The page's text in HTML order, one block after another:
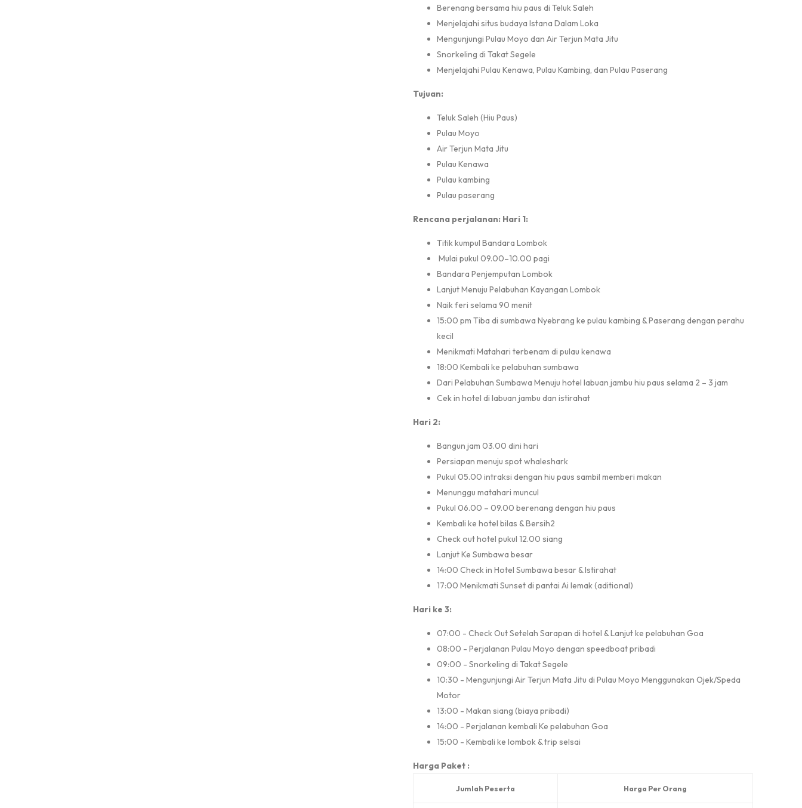
Berenang bersama hiu paus di Teluk Saleh
Menjelajahi situs budaya Istana Dalam Loka
Mengunjungi Pulau Moyo dan Air Terjun Mata Jitu
Snorkeling di Takat Segele
Menjelajahi Pulau Kenawa, Pulau Kambing, dan Pulau Paserang
Tujuan:
Teluk Saleh (Hiu Paus)
Pulau Moyo
Air Terjun Mata Jitu
Pulau Kenawa
Pulau kambing
Pulau paserang
Rencana perjalanan: Hari 1:
Titik kumpul Bandara Lombok
Mulai pukul 09.00–10.00 pagi
Bandara Penjemputan Lombok
Lanjut Menuju Pelabuhan Kayangan Lombok
Naik feri selama 90 menit
15:00 pm Tiba di sumbawa Nyebrang ke pulau kambing & Paserang dengan perahu
kecil
Menikmati Matahari terbenam di pulau kenawa
18:00 Kembali ke pelabuhan sumbawa
Dari Pelabuhan Sumbawa Menuju hotel labuan jambu hiu paus selama 2 – 3 jam
Cek in hotel di labuan jambu dan istirahat
Hari 2:
Bangun jam 03.00 dini hari
Persiapan menuju spot whaleshark
Pukul 05.00 intraksi dengan hiu paus sambil memberi makan
Menunggu matahari muncul
Pukul 06.00 – 09.00 berenang dengan hiu paus
Kembali ke hotel bilas & Bersih2
Check out hotel pukul 12.00 siang
Lanjut Ke Sumbawa besar
14:00 Check in Hotel Sumbawa besar & Istirahat
17:00 Menikmati Sunset di pantai Ai lemak (aditional)
Hari ke 3:
07:00 - Check Out Setelah Sarapan di hotel & Lanjut ke pelabuhan Goa
08:00 - Perjalanan Pulau Moyo dengan speedboat pribadi
09:00 - Snorkeling di Takat Segele
10:30 - Mengunjungi Air Terjun Mata Jitu di Pulau Moyo Menggunakan Ojek/Speda
Motor
13:00 - Makan siang (biaya pribadi)
14:00 - Perjalanan kembali Ke pelabuhan Goa
15:00 - Kembali ke lombok & trip selsai
Harga Paket :
Jumlah Peserta Harga Per Orang